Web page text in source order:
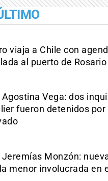
viaja a Chile con
al puerto de Rosario
Agostina Vega: dos
fueron detenidos
Jeremías Monzón:
menor involucrada en